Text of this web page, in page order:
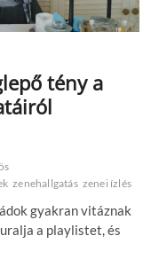
tény a
zenehallgatás zenei ízlés
gyakran vitáznak
a playlistet, és